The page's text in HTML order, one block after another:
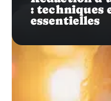
: techniques
essentielles